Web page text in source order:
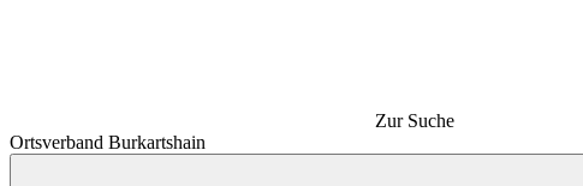
Zur Suche
Ortsverband Burkartshain